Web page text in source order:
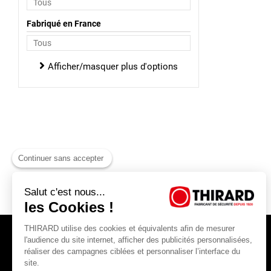
Fabriqué en France
Afficher/masquer plus d'options
Continuer sans accepter
Salut c'est nous...
les Cookies !
THIRARD utilise des cookies et équivalents afin de mesurer
l'audience du site internet, afficher des publicités personnalisées,
réaliser des campagnes ciblées et personnaliser l’interface du
site.